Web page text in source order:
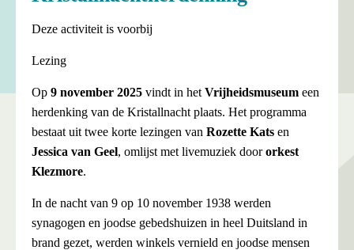
Deze activiteit is voorbij
Lezing
Op 9 november 2025 vindt in het Vrijheidsmuseum een
herdenking van de Kristallnacht plaats. Het programma
bestaat uit twee korte lezingen van Rozette Kats en
Jessica van Geel, omlijst met livemuziek doororkest
Klezmore.
In de nacht van 9 op 10 november 1938 werden
synagogen en joodse gebedshuizen in heel Duitsland in
brand gezet, werden winkels vernield en joodse mensen